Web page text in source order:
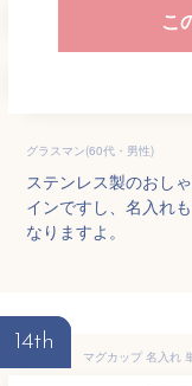
こ
グラスマン(60代・男性)
ステンレス製のおし
インですし、名入れ
なりますよ。
14th